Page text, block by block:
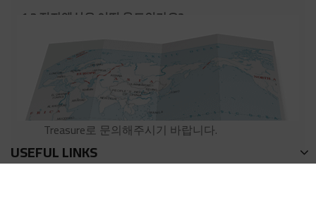
1.3 전자액상은 어떤 용도인가요?
HiLIQ의 프리미엄 전자액상은 모든 전자담배
기기를 위한 것입니다. 전자액상은 아토마이저
에 넣어주셔야 합니다. 아토마이저에 전자액상
을 75~80% 정도 채우시는 걸 권장합니다. 더
자세한 내용을 알고 싶으시면 Knowledge
Treasure로 문의해주시기 바랍니다.
USEFUL LINKS